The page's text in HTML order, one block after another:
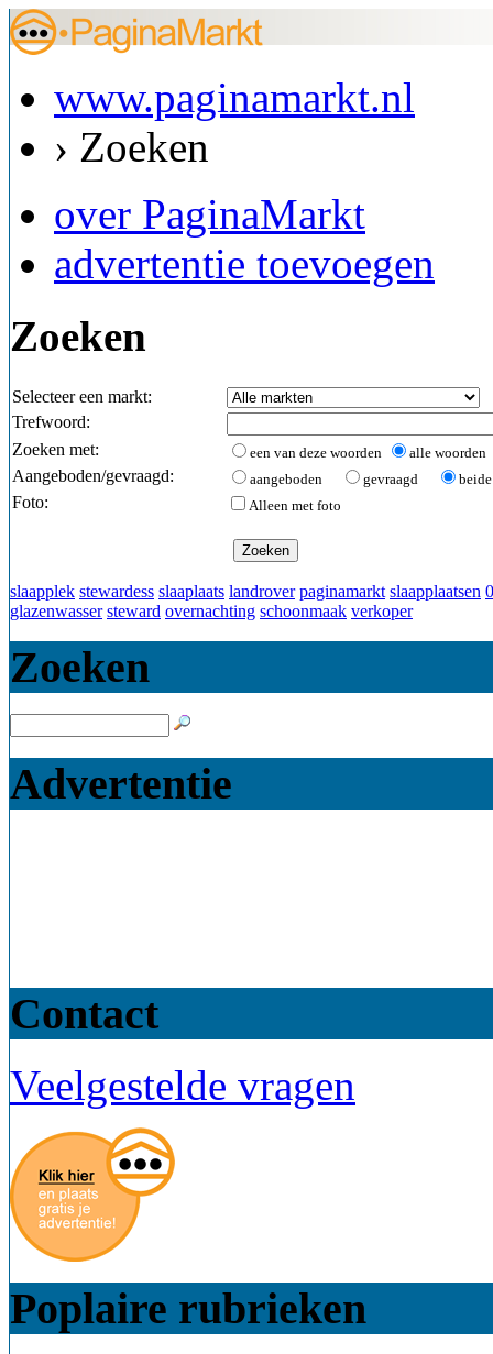
www.paginamarkt.nl
› Zoeken
over PaginaMarkt
advertentie toevoegen
Zoeken
Selecteer een markt:
Trefwoord:
Zoeken met:
een van deze woorden alle woorden
Aangeboden/gevraagd: aangeboden gevraagd beide
Foto: Alleen met foto
slaapplek stewardess slaaplaats landrover paginamarkt slaapplaatsen 0
glazenwasser steward overnachting schoonmaak verkoper
Zoeken
Advertentie
Contact
Veelgestelde vragen
Poplaire rubrieken